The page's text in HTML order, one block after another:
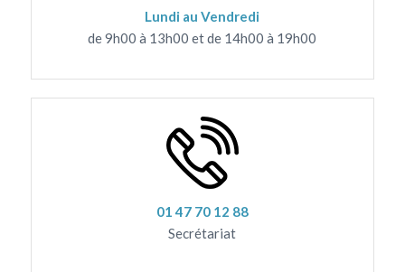
Lundi au Vendredi
de 9h00 à 13h00 et de 14h00 à 19h00
01 47 70 12 88
Secrétariat